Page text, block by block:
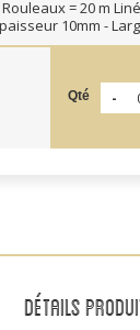
Rouleaux = 20 m
10mm -
Qté
DÉTAILS